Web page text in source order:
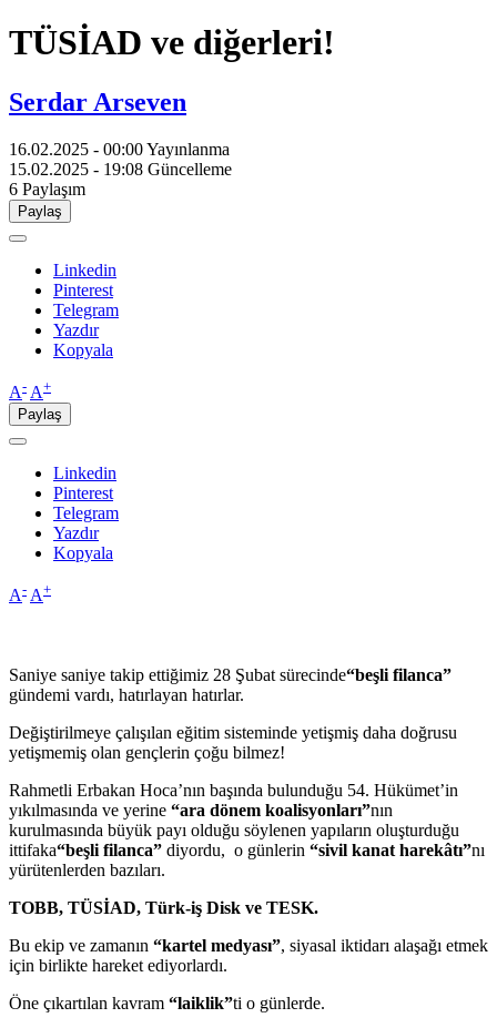
TÜSİAD ve diğerleri!
Serdar Arseven
16.02.2025 - 00:00Yayınlanma
15.02.2025 - 19:08 Güncelleme
6 Paylaşım
Paylaş
Linkedin
Pinterest
Telegram
Yazdır
Kopyala
A- A+
Paylaş
Linkedin
Pinterest
Telegram
Yazdır
Kopyala
A- A+
Saniye saniye takip ettiğimiz 28 Şubat sürecinde“beşli filanca”
gündemi vardı, hatırlayan hatırlar.
Değiştirilmeye çalışılan eğitim sisteminde yetişmiş daha doğrusu
yetişmemiş olan gençlerin çoğu bilmez!
Rahmetli Erbakan Hoca’nın başında bulunduğu 54. Hükümet’in
yıkılmasında ve yerine “ara dönem koalisyonları”nın
kurulmasında büyük payı olduğu söylenen yapıların oluşturduğu
ittifaka“beşli filanca” diyordu, o günlerin “sivil kanat harekâtı”nı
yürütenlerden bazıları.
TOBB, TÜSİAD, Türk-iş Disk ve TESK.
Bu ekip ve zamanın “kartel medyası”, siyasal iktidarı alaşağı etmek
için birlikte hareket ediyorlardı.
Öne çıkartılan kavram “laiklik”ti o günlerde.